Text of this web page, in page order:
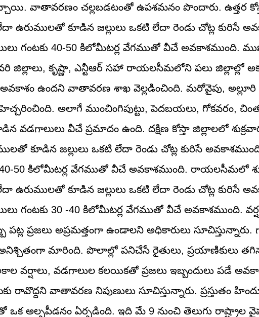
వాతావరణం చల్లబడటంతో ఉపశమనం పొందారు. ఉత్తర
ఉరుములతో కూడిన జల్లులు ఒకటి లేదా రెండు చోట్ల కురిసే
గంటకు 40-50 కిలోమీటర్ల వేగముతో వీచే అవకాశముంది.
కృష్ణా, ఎన్టీఆర్ సహా రాయలసీమలోని పలు జిల్లాల్లో
అవకాశం ఉందని వాతావరణ శాఖ వెల్లడించింది. మరోవైపు,
అలాగే ముంచింగిపుట్టు, పెదబయలు, గోకవరం,
వడగాలులు వీచే ప్రమాదం ఉంది. దక్షిణ కోస్తా జిల్లాలలో
కూడిన జల్లులు ఒకటి లేదా రెండు చోట్ల కురిసే
40-50 కిలోమీటర్ల వేగముతో వీచే అవకాశముంది. రాయలసీమలో
ఉరుములతో కూడిన జల్లులు ఒకటి లేదా రెండు చోట్ల కురిసే
గంటకు 30 -40 కిలోమీటర్ల వేగముతో వీచే అవకాశముంది.
ప్రజలు అప్రమత్తంగా ఉండాలని అధికారులు
మారింది. పొలాల్లో పనిచేసే రైతులు, ప్రయాణికులు తగిన
వడగాలుల కలయికతో ప్రజలు ఇబ్బందులు పడే
వాతావరణ నిపుణులు సూచిస్తున్నారు. ప్రస్తుతం
అల్పపీడనం ఏర్పడింది. ఇది మే 9 నుంచి తెలుగు రాష్ట్రాల